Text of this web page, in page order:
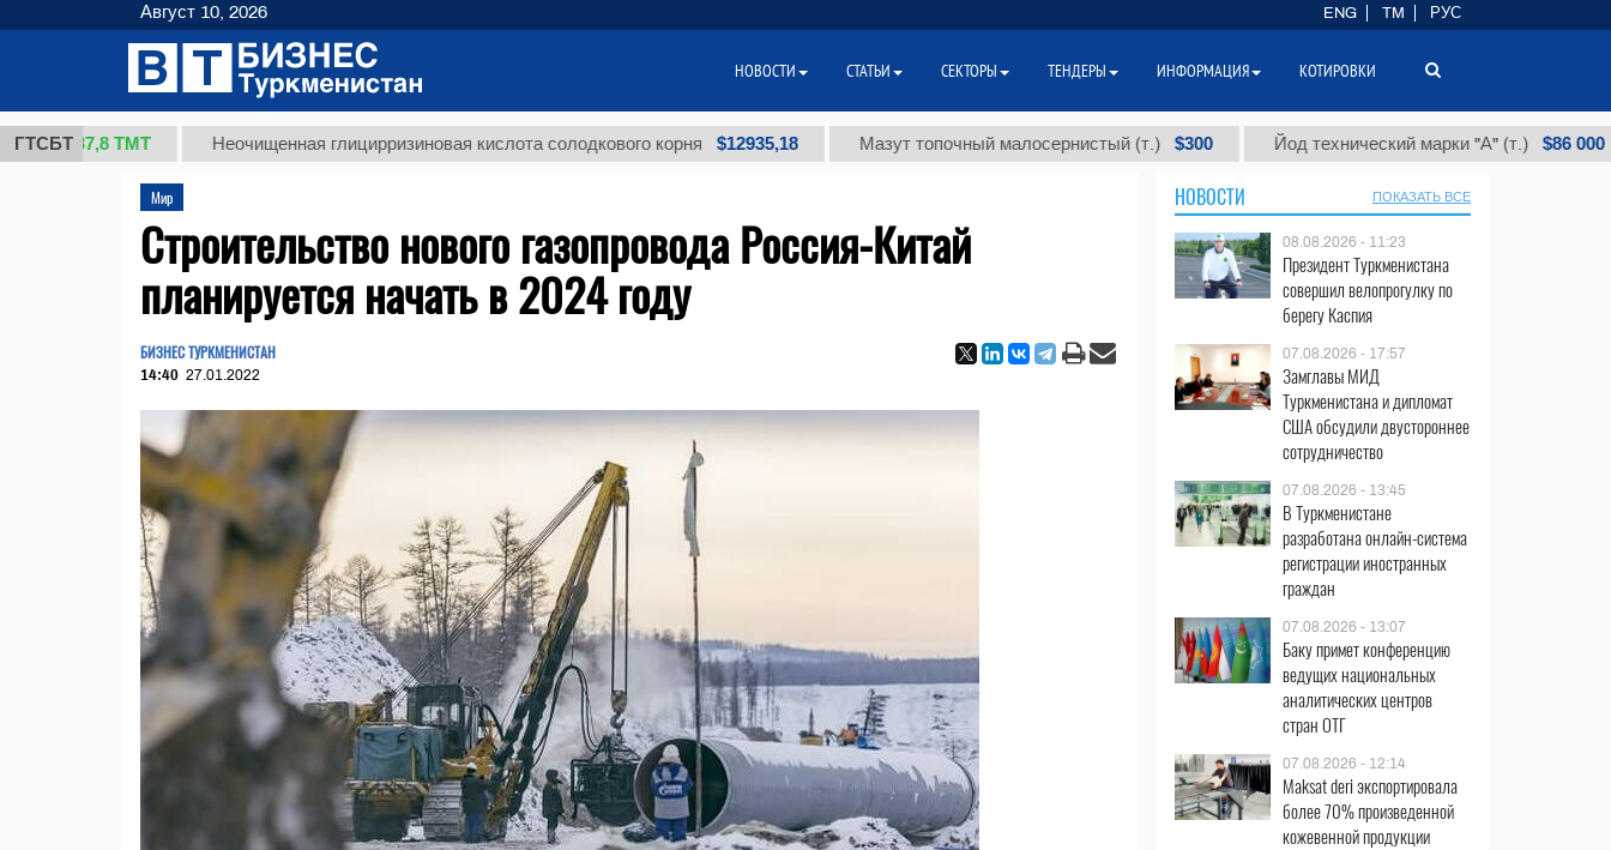
ГТСБТ
37,8 ТМТ Неочищенная глицирризиновая кислота солодкового корня $12935,18 Мазут топочный малосернистый (т.) $300 Йод технический марки "А" (т.) $86 000
Мир
Строительство нового газопровода Россия-Китай
планируется начать в 2024 году
БИЗНЕС ТУРКМЕНИСТАН
14:40 27.01.2022
НОВОСТИ ПОКАЗАТЬ ВСЕ
08.08.2026 - 11:23
Президент Туркменистана
совершил велопрогулку по
берегу Каспия
07.08.2026 - 17:57
Замглавы МИД
Туркменистана и дипломат
США обсудили двустороннее
сотрудничество
07.08.2026 - 13:45
В Туркменистане
разработана онлайн-система
регистрации иностранных
граждан
07.08.2026 - 13:07
Баку примет конференцию
ведущих национальных
аналитических центров
стран ОТГ
07.08.2026 - 12:14
Maksat deri экспортировала
более 70% произведенной
кожевенной продукции
Август 10, 2026 ENG TM РУС
НОВОСТИ СТАТЬИ СЕКТОРЫ ТЕНДЕРЫ ИНФОРМАЦИЯ КОТИРОВКИ